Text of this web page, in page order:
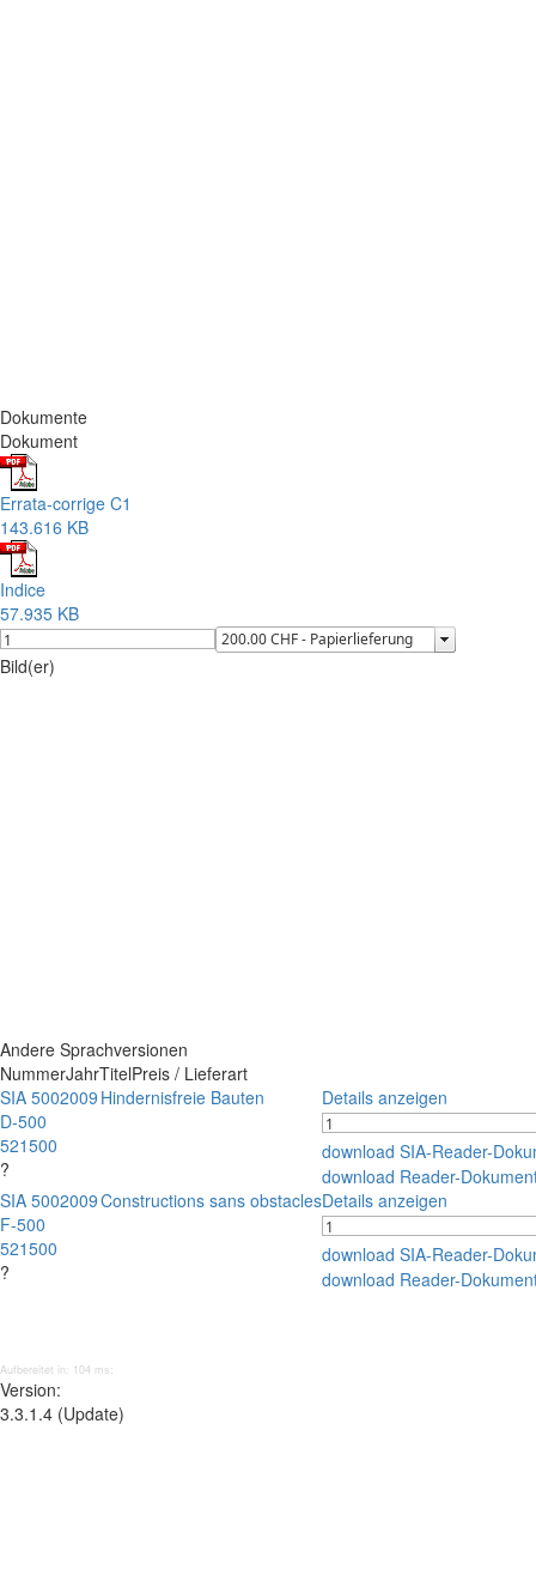
Dokumente
Dokument
Errata-corrige C1
143.616 KB
Indice
57.935 KB
Bild(er)
Andere Sprachversionen
NummerJahrTitelPreis / Lieferart
SIA 500
D-500
521500
?
2009 Hindernisfreie Bauten Details anzeigen
download SIA-Reader-
download Reader-
SIA 500
F-500
521500
?
2009Constructions sans obstaclesDetails anzeigen
download SIA-Reader-
download Reader-
Aufbereitet in: 104 ms;
Version:
3.3.1.4 (Update)